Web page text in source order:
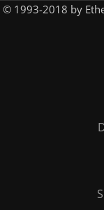
© 1993-2018 by